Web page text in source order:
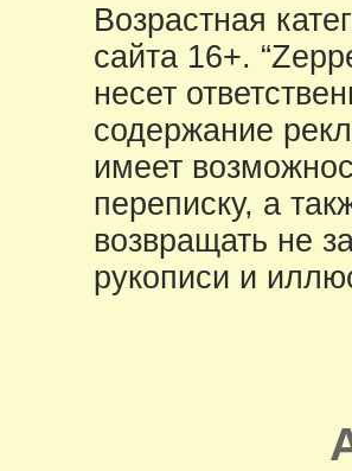
Возрастная
сайта 16+.
несет
содержание
имеет
переписку, а
возвращать не
рукописи и